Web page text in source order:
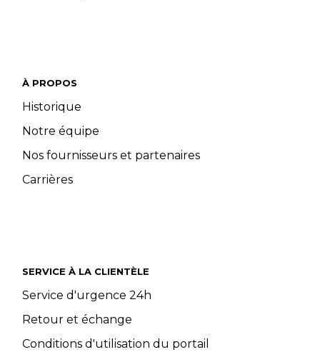
À PROPOS
Historique
Notre équipe
Nos fournisseurs et partenaires
Carrières
SERVICE À LA CLIENTÈLE
Service d'urgence 24h
Retour et échange
Conditions d'utilisation du portail